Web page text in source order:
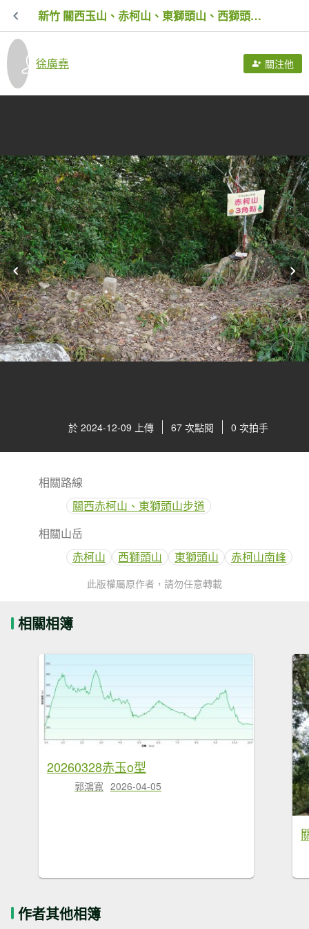
新竹 關西玉山、赤柯山、東獅頭山、西獅頭山、馬福山
徐廣堯 關注他
於 2024-12-09 上傳 67 次點閱 0 次拍手
相關路線
關西赤柯山、東獅頭山步道
相關山岳
赤柯山
西獅頭山 東獅頭山 赤柯山南峰
此版權屬原作者，請勿任意轉載
相關相簿
20260328赤玉o型
郭鴻寬 2026-04-05
作者其他相簿